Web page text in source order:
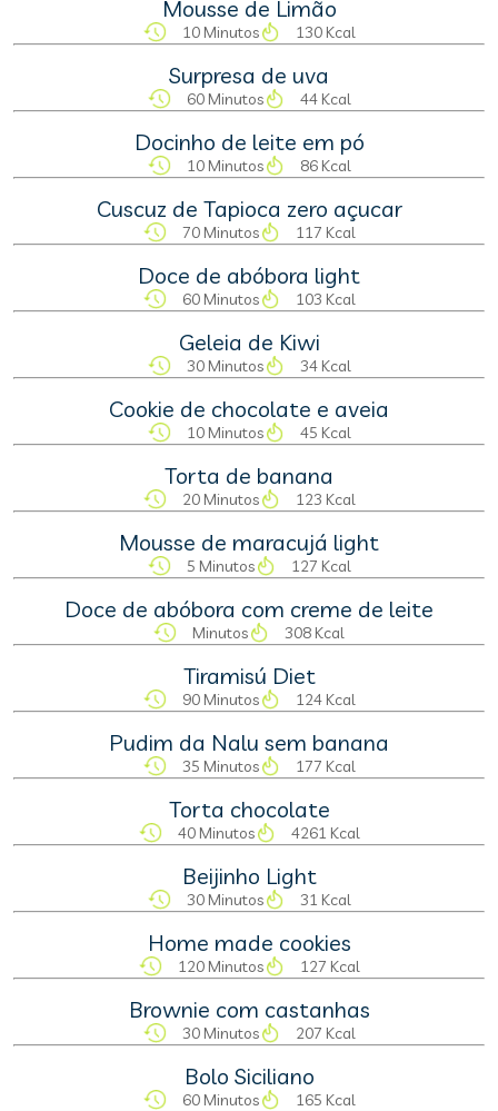
Mousse de Limão
10 Minutos 130 Kcal
Surpresa de uva
60 Minutos 44 Kcal
Docinho de leite em pó
10 Minutos 86 Kcal
Cuscuz de Tapioca zero açucar
70 Minutos 117 Kcal
Doce de abóbora light
60 Minutos 103 Kcal
Geleia de Kiwi
30 Minutos 34 Kcal
Cookie de chocolate e aveia
10 Minutos 45 Kcal
Torta de banana
20 Minutos 123 Kcal
Mousse de maracujá light
5 Minutos 127 Kcal
Doce de abóbora com creme de leite
Minutos 308 Kcal
Tiramisú Diet
90 Minutos 124 Kcal
Pudim da Nalu sem banana
35 Minutos 177 Kcal
Torta chocolate
40 Minutos 4261 Kcal
Beijinho Light
30 Minutos 31 Kcal
Home made cookies
120 Minutos 127 Kcal
Brownie com castanhas
30 Minutos 207 Kcal
Bolo Siciliano
60 Minutos 165 Kcal